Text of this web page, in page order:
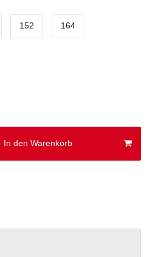
152 164
In den Warenkorb